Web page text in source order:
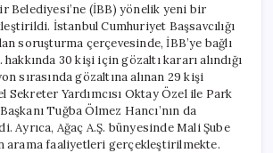
Kişi
Operasyonda
Yakalandı
için
Belediyesi’ne (İBB) yönelik yeni bir
İstanbul Cumhuriyet Başsavcılığı
soruşturma çerçevesinde, İBB’ye bağlı
hakkında 30 kişi için gözaltı kararı alındığı
sırasında gözaltına alınan 29 kişi
Sekreter Yardımcısı Oktay Özel ile Park
Tuğba Ölmez Hancı’nın da
Ayrıca, Ağaç A.Ş. bünyesinde Mali Şube
arama faaliyetleri gerçekleştirilmekte.